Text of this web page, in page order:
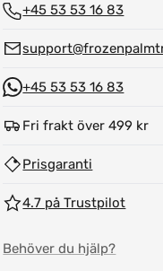
+45 53 53 16 83
+45 53 53 16 83
Fri frakt över 499 kr
Prisgaranti
4.7 på Trustpilot
Behöver du hjälp?